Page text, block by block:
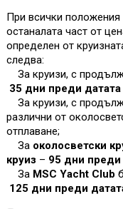
При всички
останалата част от
определен от
следва:
За круизи, с
35 дни преди датата
За круизи, с
различни от
отплаване;
За околосветски
круиз – 95 дни преди
За MSC Yacht Club
125 дни преди